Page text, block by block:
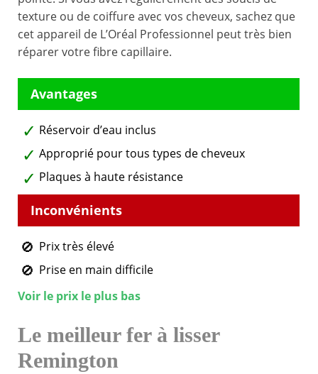
texture ou de coiffure avec vos cheveux, sachez que
cet appareil de L’Oréal Professionnel peut très bien
réparer votre fibre capillaire.
Réservoir d’eau inclus
Approprié pour tous types de cheveux
Plaques à haute résistance
Prix très élevé
Prise en main difficile
Voir le prix le plus bas
Le meilleur fer à lisser
Remington